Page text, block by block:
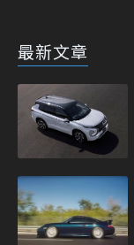
最新文章